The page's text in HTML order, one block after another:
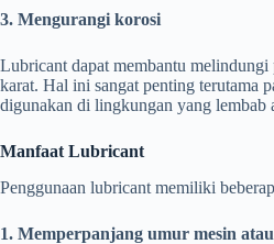
3. Mengurangi korosi
Lubricant dapat membantu melindungi
karat. Hal ini sangat penting terutama
digunakan di lingkungan yang lembab
Manfaat Lubricant
Penggunaan lubricant memiliki
1. Memperpanjang umur mesin